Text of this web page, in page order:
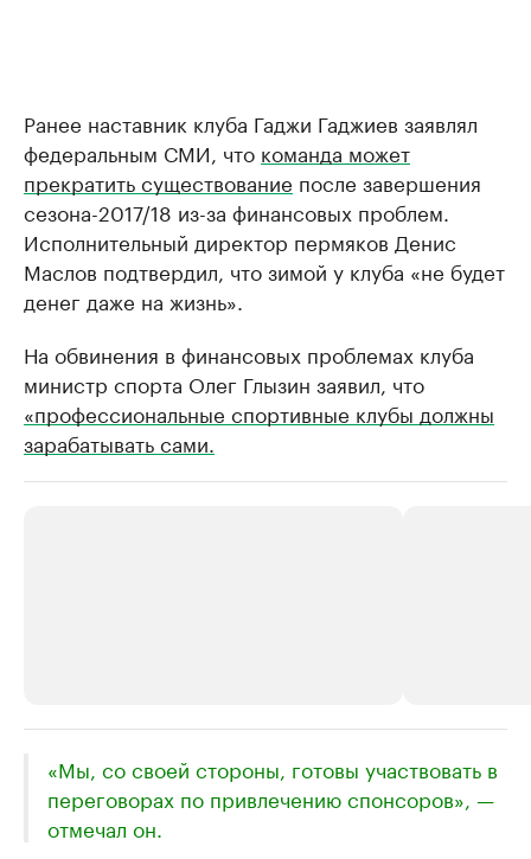
Ранее наставник клуба Гаджи Гаджиев заявлял
федеральным СМИ, что команда может
прекратить существование после завершения
сезона-2017/18 из-за финансовых проблем.
Исполнительный директор пермяков Денис
Маслов подтвердил, что зимой у клуба «не будет
денег даже на жизнь».
На обвинения в финансовых проблемах клуба
министр спорта Олег Глызин заявил, что
«профессиональные спортивные клубы должны
зарабатывать сами.
Крупнейшие производители и
продавцы медийной продукции
Страховые
«Мы, со своей стороны, готовы участвовать в
переговорах по привлечению спонсоров», —
отмечал он.